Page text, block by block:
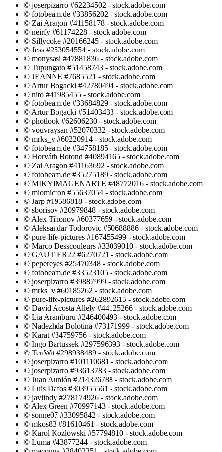
© joserpizarro #62234502 - stock.adobe.com
© fotobeam.de #33856202 - stock.adobe.com
© Zai Aragon #41158178 - stock.adobe.com
© neirfy #61174228 - stock.adobe.com
© Sillycoke #20166245 - stock.adobe.com
© Jess #253054554 - stock.adobe.com
© monysasi #47881836 - stock.adobe.com
© Tupungato #51458743 - stock.adobe.com
© JEANNE #7685521 - stock.adobe.com
© Artur Bogacki #42780494 - stock.adobe.com
© nito #41985455 - stock.adobe.com
© fotobeam.de #33684829 - stock.adobe.com
© Artur Bogacki #51403433 - stock.adobe.com
© photlook #62606230 - stock.adobe.com
© vouvraysan #52070332 - stock.adobe.com
© mrks_v #60220914 - stock.adobe.com
© fotobeam.de #34758185 - stock.adobe.com
© Horváth Botond #40894165 - stock.adobe.com
© Zai Aragon #41163692 - stock.adobe.com
© fotobeam.de #35275189 - stock.adobe.com
© MIKYIMAGENARTE #48772016 - stock.adobe.com
© miomicron #55637054 - stock.adobe.com
© Jarp #19586818 - stock.adobe.com
© sborisov #20979848 - stock.adobe.com
© Alex Tihonov #60377659 - stock.adobe.com
© Aleksandar Todorovic #50688886 - stock.adobe.com
© pure-life-pictures #167455499 - stock.adobe.com
© Marco Desscouleurs #33039010 - stock.adobe.com
© GAUTIER22 #6270721 - stock.adobe.com
© pepereyes #25470348 - stock.adobe.com
© fotobeam.de #33523105 - stock.adobe.com
© joserpizarro #39887999 - stock.adobe.com
© mrks_v #60185262 - stock.adobe.com
© pure-life-pictures #262892615 - stock.adobe.com
© David Acosta Allely #44125266 - stock.adobe.com
© Lia Aramburu #246400493 - stock.adobe.com
© Nadezhda Bolotina #73171999 - stock.adobe.com
© Karat #34759756 - stock.adobe.com
© Ingo Bartussek #297596393 - stock.adobe.com
© TenWit #298938489 - stock.adobe.com
© joserpizarro #101110681 - stock.adobe.com
© joserpizarro #93613783 - stock.adobe.com
© Juan Aunión #214326788 - stock.adobe.com
© Luis Dafos #303955561 - stock.adobe.com
© javiindy #278174926 - stock.adobe.com
© Alex Green #70997143 - stock.adobe.com
© sonne07 #33095842 - stock.adobe.com
© mkos83 #81610461 - stock.adobe.com
© Karol Kozłowski #57794810 - stock.adobe.com
© Luma #43877244 - stock.adobe.com